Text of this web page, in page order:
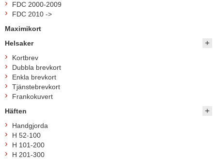
FDC 2000-2009
FDC 2010 ->
Maximikort
Helsaker
Kortbrev
Dubbla brevkort
Enkla brevkort
Tjänstebrevkort
Frankokuvert
Häften
Handgjorda
H 52-100
H 101-200
H 201-300